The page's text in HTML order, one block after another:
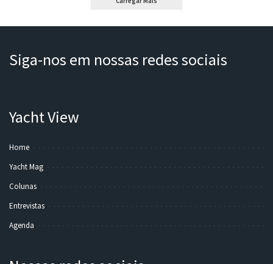
Siga-nos em nossas redes sociais
Yacht View
Home
Yacht Mag
Colunas
Entrevistas
Agenda